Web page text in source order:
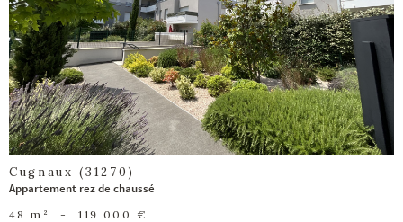
bien
Cugnaux (31270)
Appartement rez de chaussé
48 m² - 119 000 €